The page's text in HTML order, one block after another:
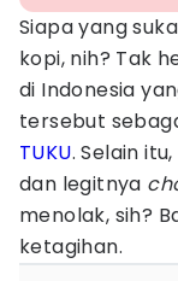
Siapa yang
kopi, nih? Tak
di Indonesia
tersebut
TUKU. Selain
dan legitnya
menolak, sih?
ketagihan.